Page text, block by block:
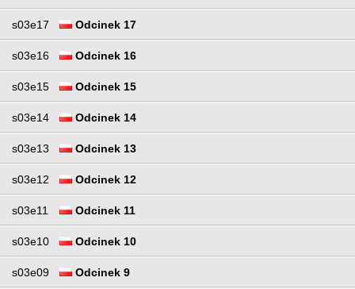
s03e17 Odcinek 17
s03e16 Odcinek 16
s03e15 Odcinek 15
s03e14 Odcinek 14
s03e13 Odcinek 13
s03e12 Odcinek 12
s03e11 Odcinek 11
s03e10 Odcinek 10
s03e09 Odcinek 9